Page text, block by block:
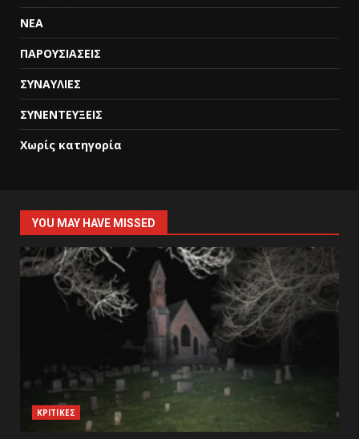
ΝΕΑ
ΠΑΡΟΥΣΙΑΣΕΙΣ
ΣΥΝΑΥΛΙΕΣ
ΣΥΝΕΝΤΕΥΞΕΙΣ
Χωρίς κατηγορία
YOU MAY HAVE MISSED
ΚΡΙΤΙΚΕΣ